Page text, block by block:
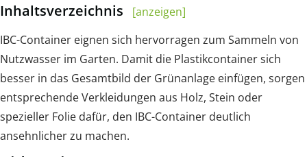
Inhaltsverzeichnis
[anzeigen]
IBC-Container eignen sich hervorragen zum Sammeln von
Nutzwasser im Garten. Damit die Plastikcontainer sich
besser in das Gesamtbild der Grünanlage einfügen, sorgen
entsprechende Verkleidungen aus Holz, Stein oder
spezieller Folie dafür, den IBC-Container deutlich
ansehnlicher zu machen.